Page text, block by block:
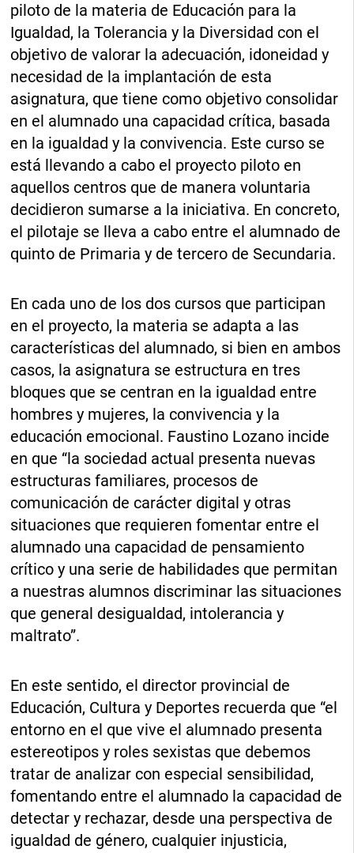
piloto de la materia de Educación para la
Igualdad, la Tolerancia y la Diversidad con el
objetivo de valorar la adecuación, idoneidad y
necesidad de la implantación de esta
asignatura, que tiene como objetivo consolidar
en el alumnado una capacidad crítica, basada
en la igualdad y la convivencia. Este curso se
está llevando a cabo el proyecto piloto en
aquellos centros que de manera voluntaria
decidieron sumarse a la iniciativa. En concreto,
el pilotaje se lleva a cabo entre el alumnado de
quinto de Primaria y de tercero de Secundaria.
En cada uno de los dos cursos que participan
en el proyecto, la materia se adapta a las
características del alumnado, si bien en ambos
casos, la asignatura se estructura en tres
bloques que se centran en la igualdad entre
hombres y mujeres, la convivencia y la
educación emocional. Faustino Lozano incide
en que “la sociedad actual presenta nuevas
estructuras familiares, procesos de
comunicación de carácter digital y otras
situaciones que requieren fomentar entre el
alumnado una capacidad de pensamiento
crítico y una serie de habilidades que permitan
a nuestras alumnos discriminar las situaciones
que general desigualdad, intolerancia y
maltrato”.
En este sentido, el director provincial de
Educación, Cultura y Deportes recuerda que “el
entorno en el que vive el alumnado presenta
estereotipos y roles sexistas que debemos
tratar de analizar con especial sensibilidad,
fomentando entre el alumnado la capacidad de
detectar y rechazar, desde una perspectiva de
igualdad de género, cualquier injusticia,